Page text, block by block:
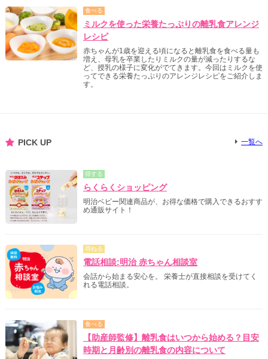
食べる
ミルクを使った栄養たっぷりの離乳食アレンジ
レシピ
赤ちゃんが1歳を迎える頃になると離乳食を食べる量も
増え、母乳を卒業したりミルクの量が減ったりするな
ど、授乳の様子に変化がでてきます。今回はミルクを使
ってできる栄養たっぷりのアレンジレシピをご紹介しま
す。
PICK UP 一覧へ
得する
らくらくショッピング
明治ベビー関連商品が、お得な価格で購入できるおすす
め通販サイト！
尋ねる
電話相談:明治 赤ちゃん相談室
会話から始まる安心を。 栄養士が直接相談を受けてく
れる電話相談。
食べる
【助産師監修】離乳食はいつから始める？目安
時期と月齢別の離乳食の内容について